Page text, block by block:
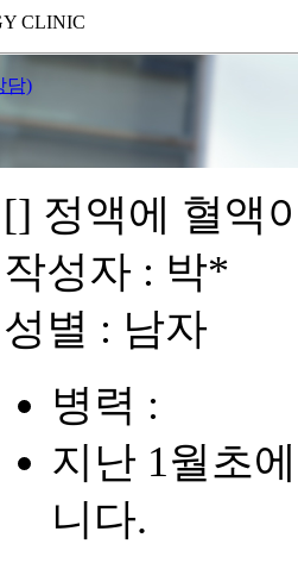
CLINIC
담)
[] 정액에 혈액
작성자 : 박*
성별 : 남자
병력 :
지난 1월초
니다.